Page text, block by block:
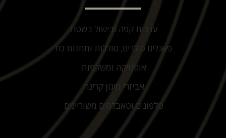
ערכות קפה ובישול בשטח
פאנלים סולרים, סוללות ותחנות כח
אופטיקה ומשקפות
אביזרי מיגון קרינה
טלפונים וטאבלטים משוריינים